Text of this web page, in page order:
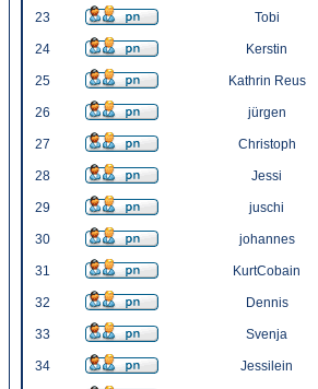
23 Tobi
24 Kerstin
25 Kathrin Reus
26 jürgen
27 Christoph
28 Jessi
29 juschi
30 johannes
31 KurtCobain
32 Dennis
33 Svenja
34 Jessilein